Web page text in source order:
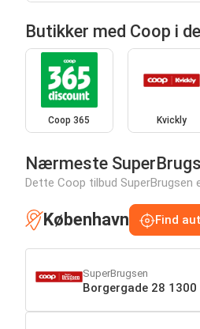
Butikker med Coop i
Coop 365 Kvickly
Nærmeste
Dette Coop tilbud
København Find
SuperBrugsen
Borgergade 28 1300